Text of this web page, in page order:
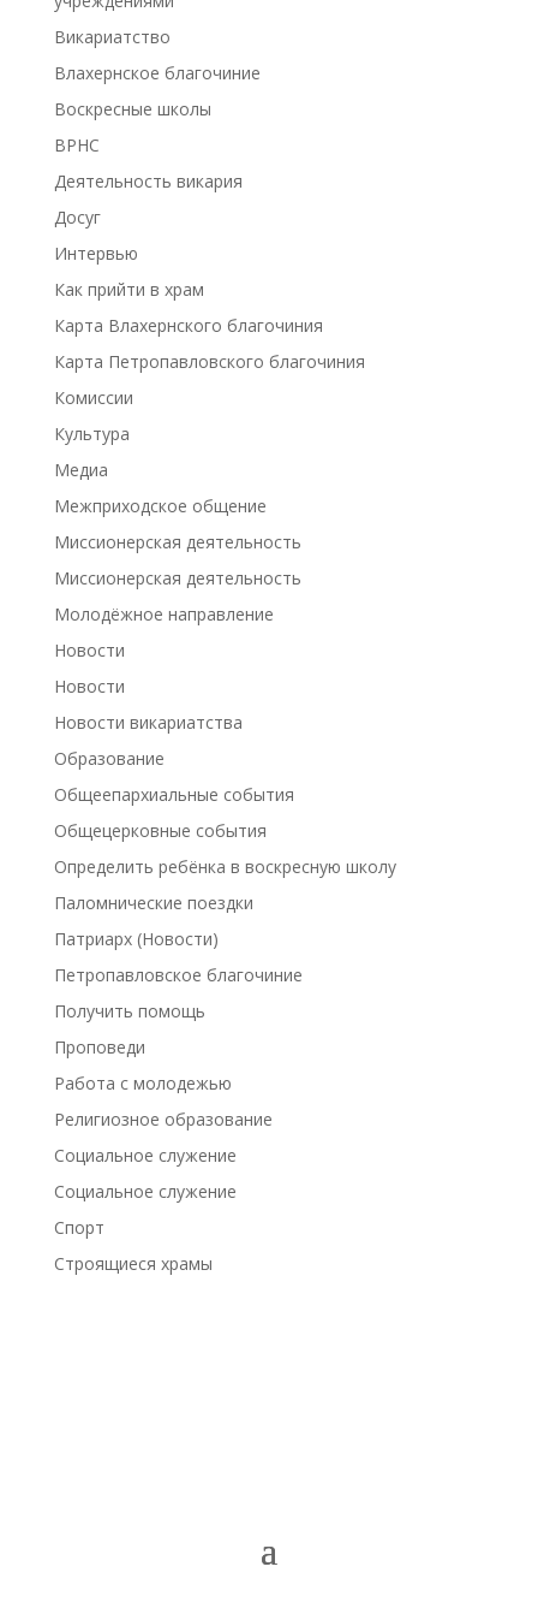
Викариатство
Влахернское благочиние
Воскресные школы
ВРНС
Деятельность викария
Досуг
Интервью
Как прийти в храм
Карта Влахернского благочиния
Карта Петропавловского благочиния
Комиссии
Культура
Медиа
Межприходское общение
Миссионерская деятельность
Миссионерская деятельность
Молодёжное направление
Новости
Новости
Новости викариатства
Образование
Общеепархиальные события
Общецерковные события
Определить ребёнка в воскресную школу
Паломнические поездки
Патриарх (Новости)
Петропавловское благочиние
Получить помощь
Проповеди
Работа с молодежью
Религиозное образование
Социальное служение
Социальное служение
Спорт
Строящиеся храмы